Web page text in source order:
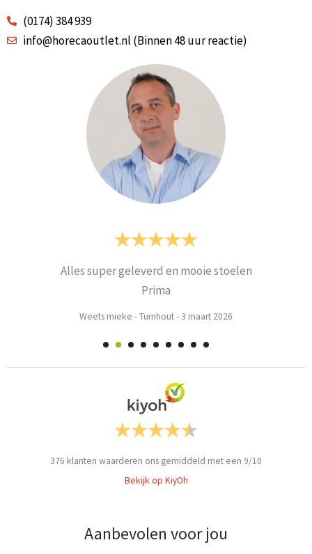
(0174) 384 939
info@horecaoutlet.nl (Binnen 48 uur reactie)
Alles super geleverd en mooie stoelen
Prima
Weets mieke -Turnhout- 3 maart 2026
376 klanten waarderen ons gemiddeld met een 9/10
Bekijk op KiyOh
Aanbevolen voor jou